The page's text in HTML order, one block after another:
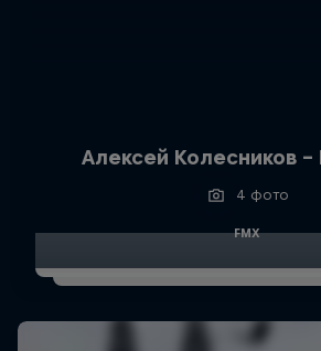
Алексей Колесников -
4 фото
FMX